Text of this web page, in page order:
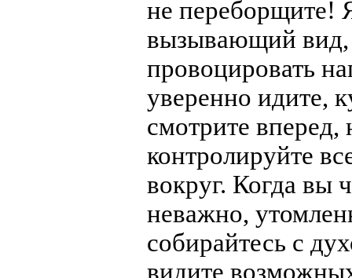
не переборщите!
вызывающий вид,
провоцировать
уверенно идите,
смотрите
контролируйте
вокруг. Когда вы
неважно,
собирайтесь с
видите